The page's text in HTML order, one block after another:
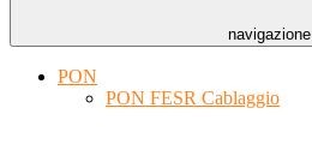
navigazione
PON
PON FESR Cablaggio